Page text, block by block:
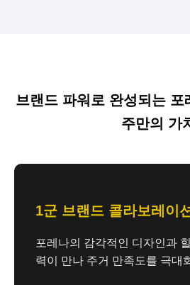
브랜드 파워로 완성되는 포
주만의 가
1군 브랜드 콜라보레이션
포레나의 감각적인 디자인과
력이 만나 주거 만족도를 극대